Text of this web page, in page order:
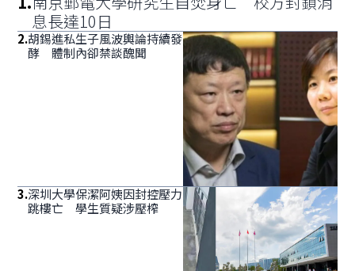
息長達10日
2.胡錫進私生子風波輿論持續發
酵 體制內卻禁談醜聞
3.深圳大學保潔阿姨因封控壓力
跳樓亡 學生質疑涉壓榨